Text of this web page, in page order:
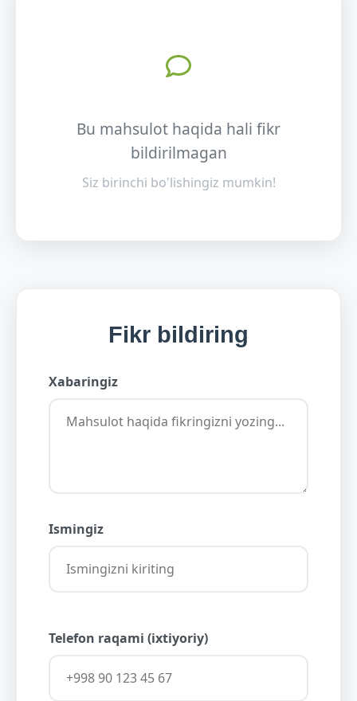
Bu mahsulot haqida hali fikr
bildirilmagan
Siz birinchi bo'lishingiz mumkin!
Fikr bildiring
Xabaringiz
Ismingiz
Telefon raqami (ixtiyoriy)